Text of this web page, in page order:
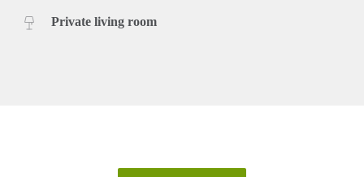
Private living room